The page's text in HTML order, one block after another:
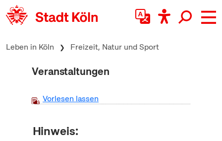
zum Inhalt springen
Leben in Köln Freizeit, Natur und Sport
Veranstaltungen
Vorlesen lassen
Hinweis: